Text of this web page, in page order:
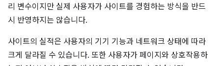
리 변수이지만 실제 사용자가 사이트를 경험하는 방식을 반드
시 반영하지는 않습니다.
사이트의 실적은 사용자의 기기 기능과 네트워크 상태에 따라
크게 달라질 수 있습니다. 또한 사용자가 페이지와 상호작용하